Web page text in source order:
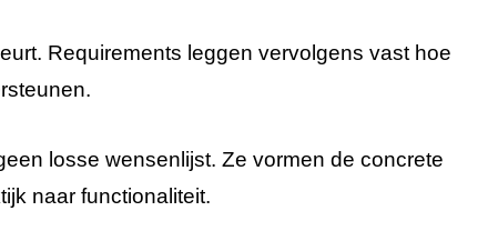
Requirements leggen vervolgens vast hoe
losse wensenlijst. Ze vormen de concrete
naar functionaliteit.